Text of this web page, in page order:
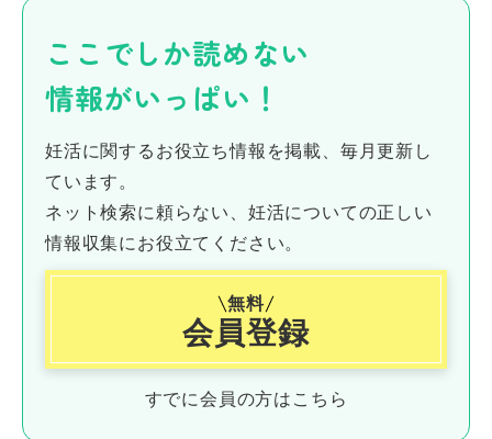
ここでしか読めない
情報がいっぱい！
妊活に関するお役立ち情報を掲載、毎月更新し
ています。
ネット検索に頼らない、妊活についての正しい
情報収集にお役立てください。
無料
会員登録
すでに会員の方はこちら